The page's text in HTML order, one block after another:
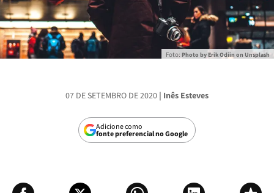
Foto: Photo by Erik Odiin on Unsplash
07 DE SETEMBRO DE 2020 | Inês Esteves
Adicione como
fonte preferencial no Google